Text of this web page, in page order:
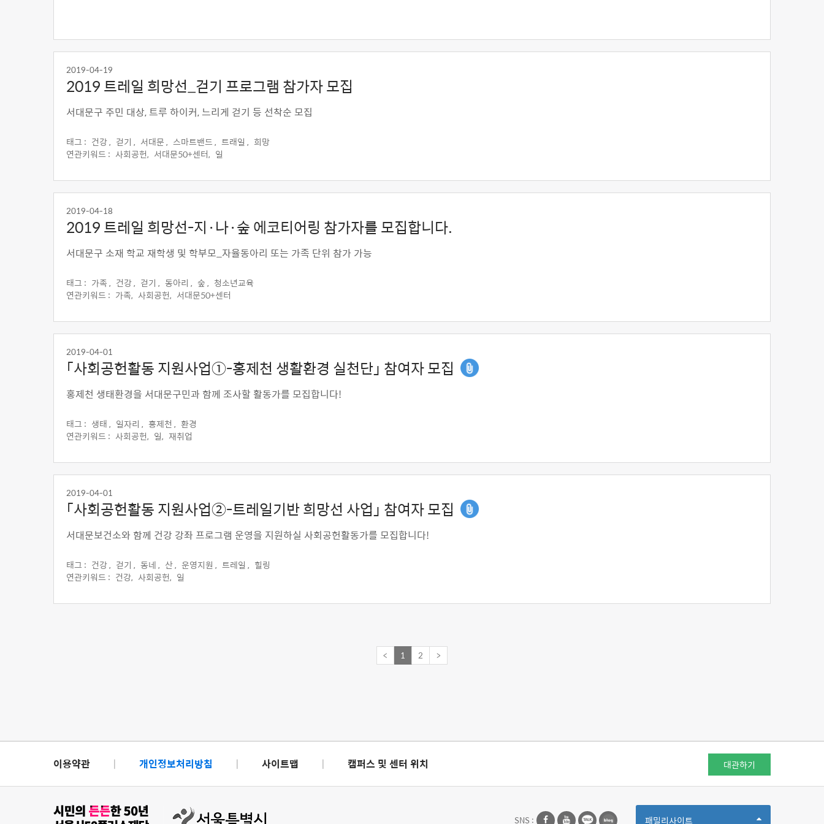
2019-04-19
2019 트레일 희망선_걷기 프로그램 참가자 모집
서대문구 주민 대상, 트루 하이커, 느리게 걷기 등 선착순 모집
태그 : 건강 , 걷기 , 서대문 , 스마트밴드 , 트래일 , 희망
연관키워드 : 사회공헌, 서대문50+센터, 일
2019-04-18
2019 트레일 희망선-지·나·숲 에코티어링 참가자를 모집합니다.
서대문구 소재 학교 재학생 및 학부모_자율동아리 또는 가족 단위 참가 가능
태그 : 가족 , 건강 , 걷기 , 동아리 , 숲 , 청소년교육
연관키워드 : 가족, 사회공헌, 서대문50+센터
2019-04-01
「사회공헌활동 지원사업①-홍제천 생활환경 실천단」 참여자 모집
홍제천 생태환경을 서대문구민과 함께 조사할 활동가를 모집합니다!
태그 : 생태 , 일자리 , 홍제천 , 환경
연관키워드 : 사회공헌, 일, 재취업
2019-04-01
「사회공헌활동 지원사업②-트레일기반 희망선 사업」 참여자 모집
서대문보건소와 함께 건강 강좌 프로그램 운영을 지원하실 사회공헌활동가를 모집합니다!
태그 : 건강 , 걷기 , 동네 , 산 , 운영지원 , 트레일 , 힐링
연관키워드 : 건강, 사회공헌, 일
< 1 2 >
이용약관 | 개인정보처리방침 | 사이트맵 | 캠퍼스 및 센터 위치 대관하기
SNS : 패밀리사이트Toggle